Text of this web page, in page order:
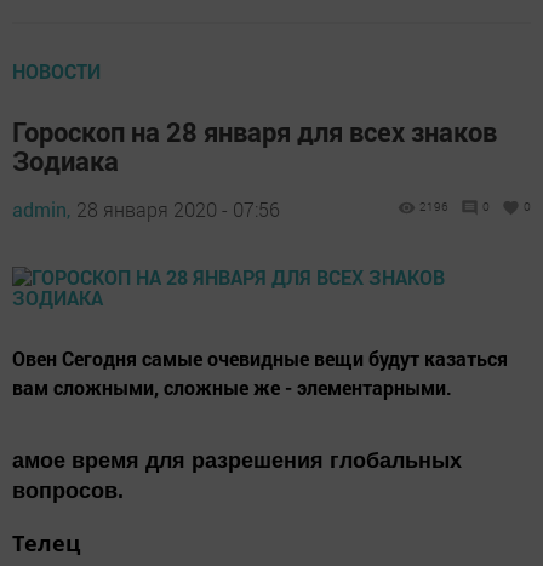
НОВОСТИ
Гороскоп на 28 января для всех знаков
Зодиака
admin, 28 января 2020 - 07:56 2196 0 0
Овен Сегодня самые очевидные вещи будут казаться
вам сложными, сложные же - элементарными.
амое время для разрешения глобальных
вопросов.
Телец